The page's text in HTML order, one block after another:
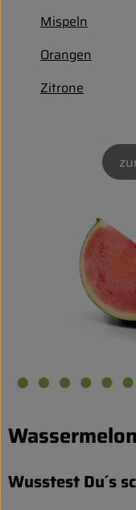
Biokorb so geht`s
Pferdepension &
Firmenkunden
Mispeln
Orangen
Zitrone
Wusstest Du´s